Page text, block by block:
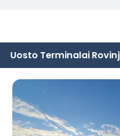
Uosto Terminalai Rovinj